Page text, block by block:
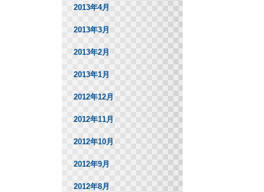
2013年4月
2013年3月
2013年2月
2013年1月
2012年12月
2012年11月
2012年10月
2012年9月
2012年8月